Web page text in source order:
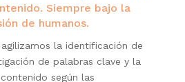
Siempre bajo la
de humanos.
la identificación de
de palabras clave y la
según las